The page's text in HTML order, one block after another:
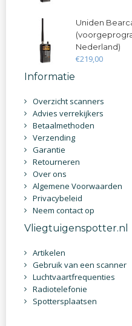
Uniden
Nederland)
€219,00
Informatie
Overzicht scanners
Advies verrekijkers
Betaalmethoden
Verzending
Garantie
Retourneren
Over ons
Algemene Voorwaarden
Privacybeleid
Neem contact op
Vliegtuigenspotter.nl
Artikelen
Gebruik van een scanner
Luchtvaartfrequenties
Radiotelefonie
Spottersplaatsen